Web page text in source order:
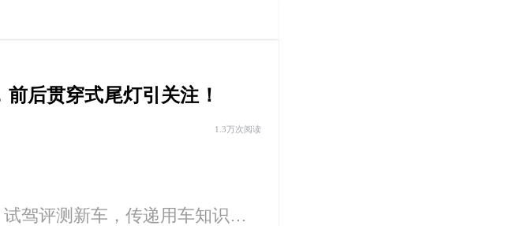
后贯穿式尾灯引关注！
1.3万次阅读
播报行业**，传递新车上市信息，试驾评测新车，传递用车知识。播出平台：重庆电视台睛彩重庆频道19:00-19:30之间（每天）